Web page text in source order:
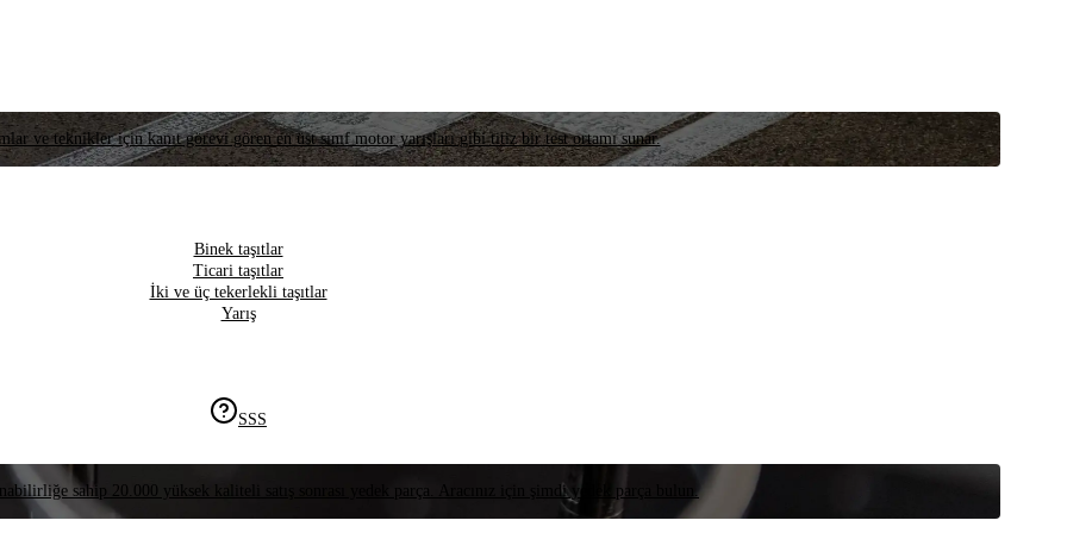
ve teknikler için kanıt görevi gören en üst sınıf motor yarışları gibi titiz bir test ortamı sunar.
Binek taşıtlar
Ticari taşıtlar
İki ve üç tekerlekli taşıtlar
Yarış
SSS
sahip 20.000 yüksek kaliteli satış sonrası yedek parça. Aracınız için şimdi yedek parça bulun.